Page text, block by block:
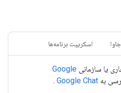
جاوا اسکریپت برنامه‌ها
یا سازمانی Google
به Google Chat
.